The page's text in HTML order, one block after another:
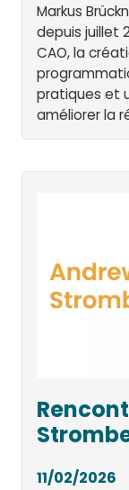
Markus
depuis juillet
CAO, la
pratiques et
améliorer la
11/02/2026